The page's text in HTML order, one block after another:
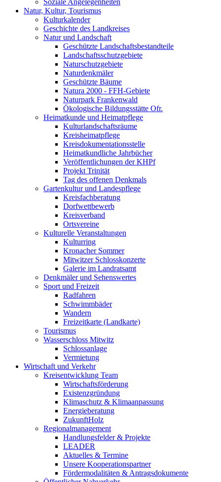
Soziale Angelegenheiten
Natur, Kultur, Tourismus
Kulturkalender
Geschichte des Landkreises
Natur und Landschaft
Geschützte Landschaftsbestandteile
Landschaftsschutzgebiete
Naturschutzgebiete
Naturdenkmäler
Geschützte Bäume
Natura 2000 - FFH-Gebiete
Naturpark Frankenwald
Ökologische Bildungsstätte Ofr.
Heimatkunde und Heimatpflege
Kulturlandschaftsräume
Kreisheimatpflege
Kreisdokumentationsstelle
Heimatkundliche Jahrbücher
Veröffentlichungen der KHPf
Projekt Trinität
Tag des offenen Denkmals
Gartenkultur und Landespflege
Kreisfachberatung
Dorfwettbewerb
Kreisverband
Ortsvereine
Kulturelle Veranstaltungen
Kulturring
Kronacher Sommer
Mitwitzer Schlosskonzerte
Galerie im Landratsamt
Denkmäler und Sehenswertes
Sport und Freizeit
Radfahren
Schwimmbäder
Wandern
Freizeitkarte (Landkarte)
Tourismus
Wasserschloss Mitwitz
Schlossanlage
Vermietung
Wirtschaft und Verkehr
Kreisentwicklung Team
Wirtschaftsförderung
Existenzgründung
Klimaschutz & Klimaanpassung
Energieberatung
ZukunftHolz
Regionalmanagement
Handlungsfelder & Projekte
LEADER
Aktuelles & Termine
Unsere Kooperationspartner
Fördermodalitäten & Antragsdokumente